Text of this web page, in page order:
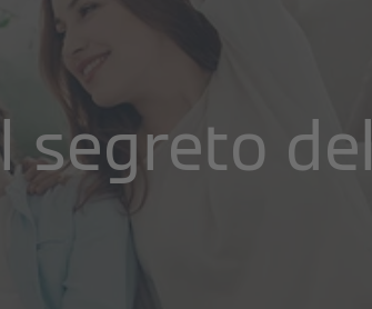
segreto del